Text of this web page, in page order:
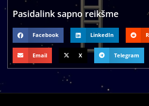
Pasidalink sapno reikšme
Facebook LinkedIn
Email X Telegram